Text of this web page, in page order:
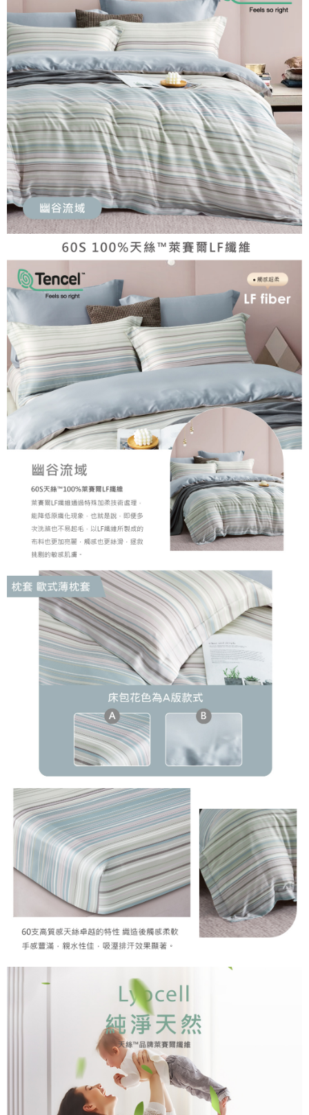
1.本服務係由「台灣大哥大股份有限公司」（以下簡稱本公司）所提供，讓
用戶於交易時，得透過本服務購買商品或服務，並由商店將買賣／分期付款
買賣價金債權讓與本公司後，依約使用本公司帳單繳交帳款。
2.基於同意付款使用「大哥付你分期」之契約關係目的，商店將以您的個人
資料（包含姓名、電話或地址）提供予台灣大哥大進項蒐集、處理及利用，
由本公司與您本人進行分期帳單所需資料之確認、核對及更正。
3.完整用戶服務條款，請詳閱以下連結：https://oppay.tw/userRule
ATM／網路銀行／等多元方式進行付款，方視為交易完成。
※ 請注意：結帳手續完成當下不需立刻繳費，但若您需要取消訂單，請聯絡
購買商品的店家。未經商家同意取消之訂單仍視為有效，需透過AFTEE先享
後付繳納相關費用。
※ 交易是否成功請以「AFTEE先享後付 」之結帳頁面顯示為準，若有關於
是否繳費成功／繳費後需取消欲退款等相關疑問，請聯繫「AFTEE先享後付
客戶支援中心」https://netprotections.freshdesk.com/support/home
【注意事項】
１．透過由恩沛科技股份有限公司提供之「AFTEE先享後付」服務完成之交
易，需依本服務之必要範圍內提供個人資料，並將交易相關給付款項請求債
權轉讓予恩沛科技股份有限公司。
２．關於個人資料處理事宜，請瀏覽以下網址：
https://aftee.tw/terms/#terms3
３．未成年的使用者請事先徵得法定代理人或監護人之同意方可使用
「AFTEE先享後付」，若未經同意申辦者引起之損失，本公司不負相關責
任。
４．使用「AFTEE先享後付」時，將依據個別帳號之用戶狀況，依本公司即
時審查核予不同之上限額度；若仍有額度不足之情形，本公司將視審查結果
請求用戶進行身份認證。
５．嚴禁一人註冊多個帳號或使用他人資訊註冊。若發現惡意使用之情形，
恩沛科技股份有限公司將有權停止該用戶之使用額度並採取法律行動。